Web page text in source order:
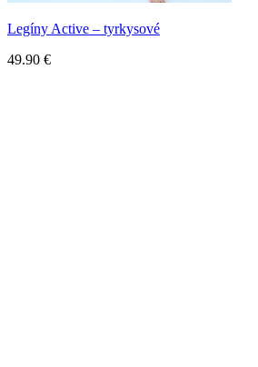
Legíny Active – tyrkysové
49.90 €